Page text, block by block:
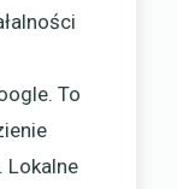
To
Lokalne